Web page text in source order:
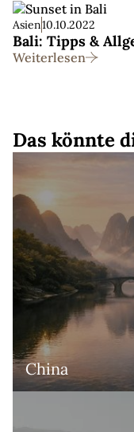
Asien10.10.2022
Bali: Tipps &
Weiterlesen
Das könnte
China